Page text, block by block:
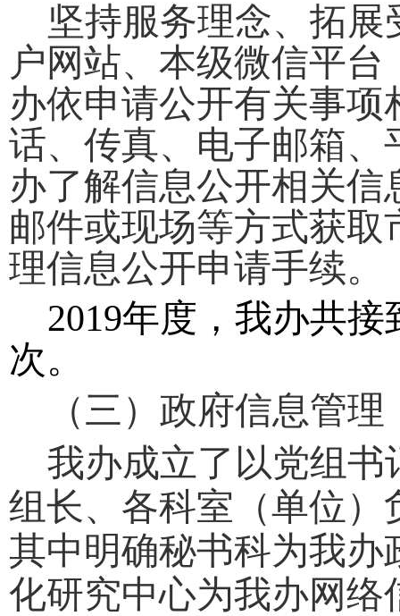
坚持服务理念、拓
户网站、本级微信平
办依申请公开有关事
话、传真、电子邮箱
办了解信息公开相关
邮件或现场等方式获
理信息公开申请手续。
2019年度，我办共接
次。
（三）政府信息管理
我办成立了以党组
组长、各科室（单位
其中明确秘书科为我
化研究中心为我办网